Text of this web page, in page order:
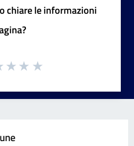
chiare le informazioni